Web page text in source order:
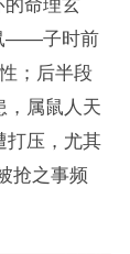
的命理玄
——子时前
；后半段
，属鼠人天
打压，尤其
抢之事频